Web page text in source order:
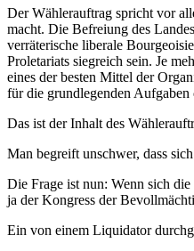
Der Wählerauftrag spricht vor
macht. Die Befreiung des
verräterische liberale
Proletariats siegreich sein. Je
eines der besten Mittel der
für die grundlegenden Aufgaben
Das ist der Inhalt des
Man begreift unschwer, dass
Die Frage ist nun: Wenn sich
ja der Kongress der
Ein von einem Liquidator